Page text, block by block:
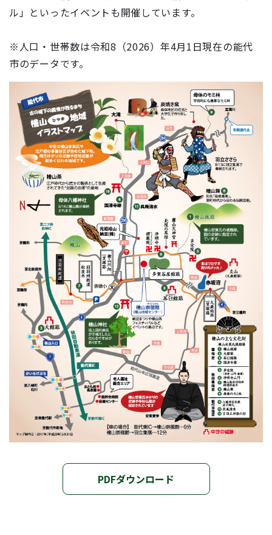
ル」といったイベントも開催しています。
※人口・世帯数は令和8（2026）年4月1日現在の能代
市のデータです。
PDFダウンロード